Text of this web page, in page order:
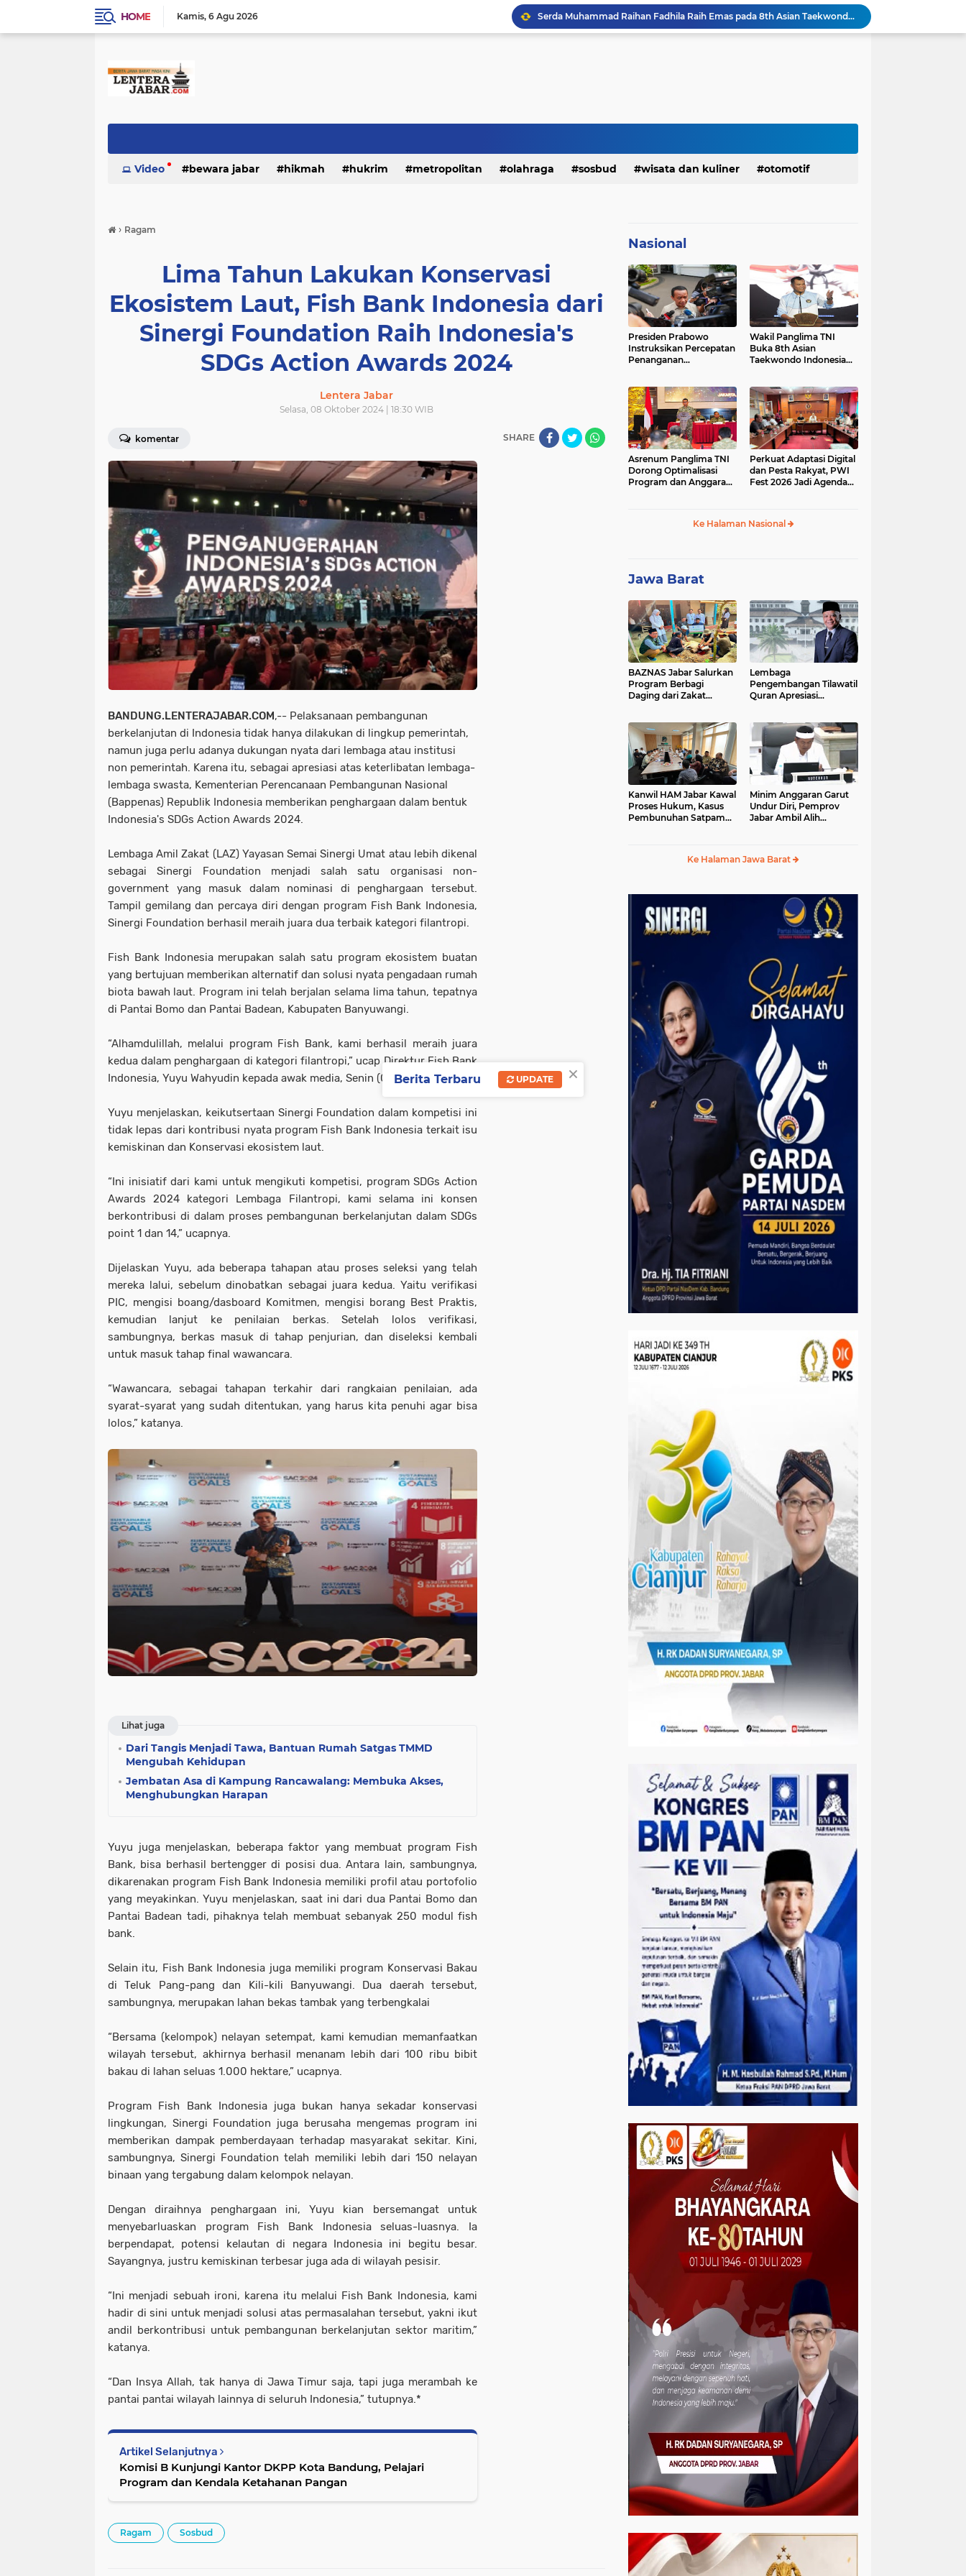
HOME Kamis 6 Agu 2026
Serda Muhammad Raihan Fadhila Raih Emas pada 8th Asian Taekwondo Indonesia Open Championship 2026
Presiden Prabowo Instruksikan Percepatan Penanganan Pemadaman Listrik & Jaga Stabilitas Harga BBM
DPRD dan Gubernur Jawa Barat Menyepakati Rancangan KUA-PPAS APBD Tahun Anggaran 2027
Video bewara jabar hikmah hukrim metropolitan olahraga sosbud wisata dan kuliner otomotif
› Ragam
Lima Tahun Lakukan Konservasi
Ekosistem Laut, Fish Bank Indonesia dari
Sinergi Foundation Raih Indonesia's
SDGs Action Awards 2024
Lentera Jabar
Selasa, 08 Oktober 2024 | 18:30 WIB
komentar SHARE
BANDUNG.LENTERAJABAR.COM,-- Pelaksanaan pembangunan
berkelanjutan di Indonesia tidak hanya dilakukan di lingkup pemerintah,
namun juga perlu adanya dukungan nyata dari lembaga atau institusi
non pemerintah. Karena itu, sebagai apresiasi atas keterlibatan lembaga-
lembaga swasta, Kementerian Perencanaan Pembangunan Nasional
(Bappenas) Republik Indonesia memberikan penghargaan dalam bentuk
Indonesia's SDGs Action Awards 2024.
Lembaga Amil Zakat (LAZ) Yayasan Semai Sinergi Umat atau lebih dikenal
sebagai Sinergi Foundation menjadi salah satu organisasi non-
government yang masuk dalam nominasi di penghargaan tersebut.
Tampil gemilang dan percaya diri dengan program Fish Bank Indonesia,
Sinergi Foundation berhasil meraih juara dua terbaik kategori filantropi.
Fish Bank Indonesia merupakan salah satu program ekosistem buatan
yang bertujuan memberikan alternatif dan solusi nyata pengadaan rumah
biota bawah laut. Program ini telah berjalan selama lima tahun, tepatnya
di Pantai Bomo dan Pantai Badean, Kabupaten Banyuwangi.
“Alhamdulillah, melalui program Fish Bank, kami berhasil meraih juara
kedua dalam penghargaan di kategori filantropi,” ucap Direktur Fish Bank
Indonesia, Yuyu Wahyudin kepada awak media, Senin (07/10/2024).
Yuyu menjelaskan, keikutsertaan Sinergi Foundation dalam kompetisi ini
tidak lepas dari kontribusi nyata program Fish Bank Indonesia terkait isu
kemiskinan dan Konservasi ekosistem laut.
“Ini inisiatif dari kami untuk mengikuti kompetisi, program SDGs Action
Awards 2024 kategori Lembaga Filantropi, kami selama ini konsen
berkontribusi di dalam proses pembangunan berkelanjutan dalam SDGs
point 1 dan 14,” ucapnya.
Dijelaskan Yuyu, ada beberapa tahapan atau proses seleksi yang telah
mereka lalui, sebelum dinobatkan sebagai juara kedua. Yaitu verifikasi
PIC, mengisi boang/dasboard Komitmen, mengisi borang Best Praktis,
kemudian lanjut ke penilaian berkas. Setelah lolos verifikasi,
sambungnya, berkas masuk di tahap penjurian, dan diseleksi kembali
untuk masuk tahap final wawancara.
“Wawancara, sebagai tahapan terkahir dari rangkaian penilaian, ada
syarat-syarat yang sudah ditentukan, yang harus kita penuhi agar bisa
lolos,” katanya.
Lihat juga
Dari Tangis Menjadi Tawa, Bantuan Rumah Satgas TMMD
Mengubah Kehidupan
Jembatan Asa di Kampung Rancawalang: Membuka Akses,
Menghubungkan Harapan
Yuyu juga menjelaskan, beberapa faktor yang membuat program Fish
Bank, bisa berhasil bertengger di posisi dua. Antara lain, sambungnya,
dikarenakan program Fish Bank Indonesia memiliki profil atau portofolio
yang meyakinkan. Yuyu menjelaskan, saat ini dari dua Pantai Bomo dan
Pantai Badean tadi, pihaknya telah membuat sebanyak 250 modul fish
bank.
Selain itu, Fish Bank Indonesia juga memiliki program Konservasi Bakau
di Teluk Pang-pang dan Kili-kili Banyuwangi. Dua daerah tersebut,
sambungnya, merupakan lahan bekas tambak yang terbengkalai
“Bersama (kelompok) nelayan setempat, kami kemudian memanfaatkan
wilayah tersebut, akhirnya berhasil menanam lebih dari 100 ribu bibit
bakau di lahan seluas 1.000 hektare,” ucapnya.
Program Fish Bank Indonesia juga bukan hanya sekadar konservasi
lingkungan, Sinergi Foundation juga berusaha mengemas program ini
memberikan dampak pemberdayaan terhadap masyarakat sekitar. Kini,
sambungnya, Sinergi Foundation telah memiliki lebih dari 150 nelayan
binaan yang tergabung dalam kelompok nelayan.
Dengan diraihnya penghargaan ini, Yuyu kian bersemangat untuk
menyebarluaskan program Fish Bank Indonesia seluas-luasnya. Ia
berpendapat, potensi kelautan di negara Indonesia ini begitu besar.
Sayangnya, justru kemiskinan terbesar juga ada di wilayah pesisir.
“Ini menjadi sebuah ironi, karena itu melalui Fish Bank Indonesia, kami
hadir di sini untuk menjadi solusi atas permasalahan tersebut, yakni ikut
andil berkontribusi untuk pembangunan berkelanjutan sektor maritim,”
katanya.
“Dan Insya Allah, tak hanya di Jawa Timur saja, tapi juga merambah ke
pantai pantai wilayah lainnya di seluruh Indonesia,” tutupnya.*
Artikel Selanjutnya
Komisi B Kunjungi Kantor DKPP Kota Bandung, Pelajari
Program dan Kendala Ketahanan Pangan
Ragam Sosbud
Nasional
Presiden Prabowo
Instruksikan Percepatan
Penanganan
BBM
Wakil Panglima TNI
Buka 8th Asian
Taekwondo Indonesia
Asrenum Panglima TNI
Dorong Optimalisasi
Program dan Anggaran
Perkuat Adaptasi Digital
dan Pesta Rakyat, PWI
Fest 2026 Jadi Agenda
Ke Halaman Nasional
Jawa Barat
BAZNAS Jabar Salurkan
Program Berbagi
Daging dari Zakat
Purwakarta
Lembaga
Pengembangan Tilawatil
Quran Apresiasi
Langsung MTQ Jabar
Kanwil HAM Jabar Kawal
Proses Hukum, Kasus
Pembunuhan Satpam
Minim Anggaran Garut
Undur Diri, Pemprov
Jabar Ambil Alih
Ke Halaman Jawa Barat
×
Berita Terbaru UPDATE